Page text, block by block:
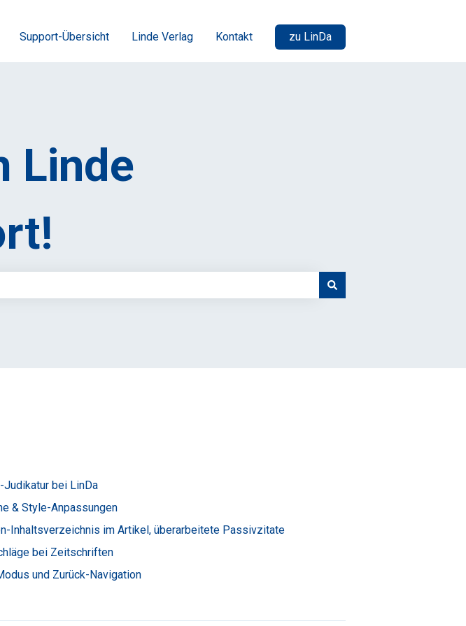
Support-Übersicht Linde Verlag Kontakt zu LinDa
Linde
Judikatur bei LinDa
& Style-Anpassungen
Inhaltsverzeichnis im Artikel, überarbeitete Passivzitate
bei Zeitschriften
und Zurück-Navigation